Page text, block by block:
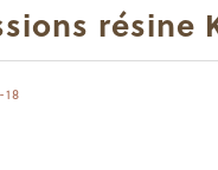
résine
18